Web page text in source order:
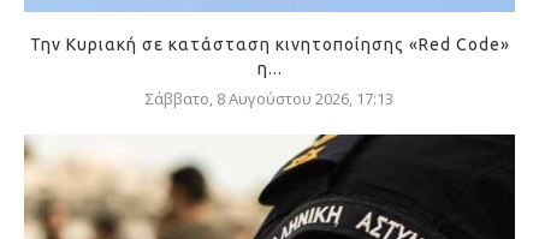
Την Κυριακή σε κατάσταση κινητοποίησης «Red Code»
η...
Σάββατο, 8 Αυγούστου 2026, 17:13